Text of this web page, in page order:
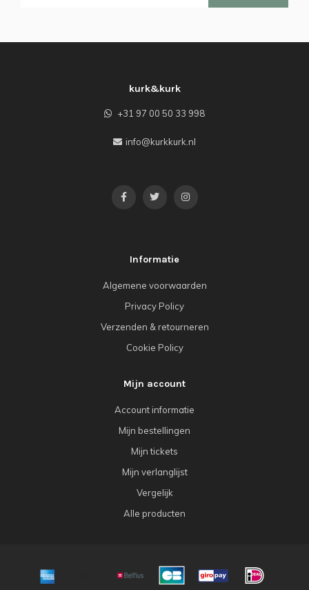
kurk&kurk
+31 97 00 50 33 998
info@kurkkurk.nl
Informatie
Algemene voorwaarden
Privacy Policy
Verzenden & retourneren
Cookie Policy
Mijn account
Account informatie
Mijn bestellingen
Mijn tickets
Mijn verlanglijst
Vergelijk
Alle producten